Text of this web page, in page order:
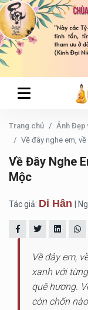
Trang chủ
Ảnh Đẹp
Về đây nghe em,
Về Đây Nghe
Mộc
Tác giả: Di Hân |
Về đây em,
xanh với
quê hương.
còn chốn